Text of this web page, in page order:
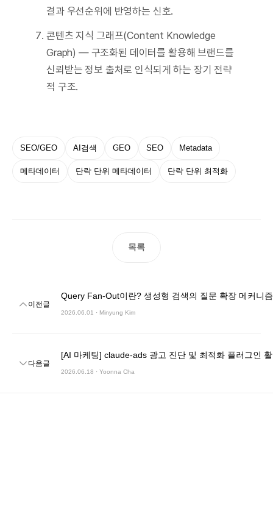
결과 우선순위에 반영하는 신호.
콘텐츠 지식 그래프(Content Knowledge
Graph) — 구조화된 데이터를 활용해 브랜드를
신뢰받는 정보 출처로 인식되게 하는 장기 전략
적 구조.
SEO/GEO AI검색 GEO SEO Metadata
메타데이터 단락 단위 메타데이터 단락 단위 최적화
목록
이전글
Query Fan-Out이란? 생성형 검색의 질문 확장 메커니즘
2026.06.01 · Minyung Kim
다음글
[AI 마케팅] claude-ads 광고 진단 및 최적화 플러그인
2026.06.18 · Yoonna Cha